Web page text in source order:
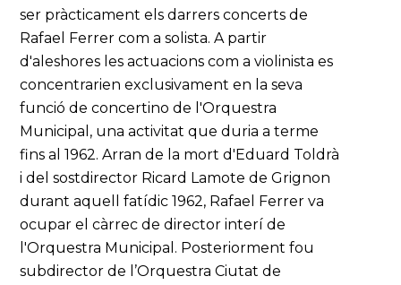
ser pràcticament els darrers concerts de
Rafael Ferrer com a solista. A partir
d'aleshores les actuacions com a violinista es
concentrarien exclusivament en la seva
funció de concertino de l'Orquestra
Municipal, una activitat que duria a terme
fins al 1962. Arran de la mort d'Eduard Toldrà
i del sostdirector Ricard Lamote de Grignon
durant aquell fatídic 1962, Rafael Ferrer va
ocupar el càrrec de director interí de
l'Orquestra Municipal. Posteriorment fou
subdirector de l’Orquestra Ciutat de